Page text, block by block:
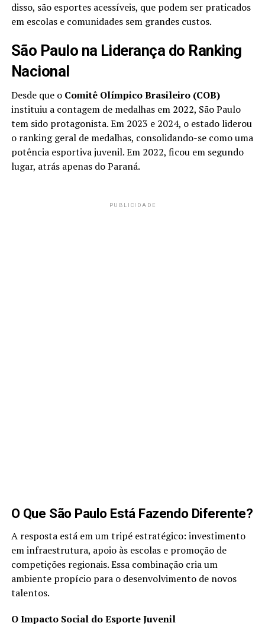
disso, são esportes acessíveis, que podem ser praticados
em escolas e comunidades sem grandes custos.
São Paulo na Liderança do Ranking
Nacional
Desde que o Comitê Olímpico Brasileiro (COB)
instituiu a contagem de medalhas em 2022, São Paulo
tem sido protagonista. Em 2023 e 2024, o estado liderou
o ranking geral de medalhas, consolidando-se como uma
potência esportiva juvenil. Em 2022, ficou em segundo
lugar, atrás apenas do Paraná.
PUBLICIDADE
O Que São Paulo Está Fazendo Diferente?
A resposta está em um tripé estratégico: investimento
em infraestrutura, apoio às escolas e promoção de
competições regionais. Essa combinação cria um
ambiente propício para o desenvolvimento de novos
talentos.
O Impacto Social do Esporte Juvenil